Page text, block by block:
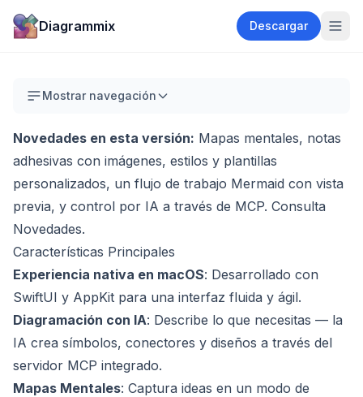
Diagrammix Descargar
Mostrar navegación
Novedades en esta versión: Mapas mentales, notas
adhesivas con imágenes, estilos y plantillas
personalizados, un flujo de trabajo Mermaid con vista
previa, y control por IA a través de MCP. Consulta
Novedades.
Características Principales
Experiencia nativa en macOS: Desarrollado con
SwiftUI y AppKit para una interfaz fluida y ágil.
Diagramación con IA: Describe lo que necesitas — la
IA crea símbolos, conectores y diseños a través del
servidor MCP integrado.
Mapas Mentales: Captura ideas en un modo de